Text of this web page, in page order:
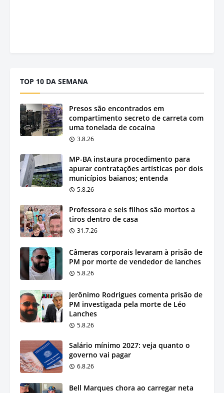
TOP 10 DA SEMANA
Presos são encontrados em
compartimento secreto de carreta com
uma tonelada de cocaína
3.8.26
MP-BA instaura procedimento para
apurar contratações artísticas por dois
municípios baianos; entenda
5.8.26
Professora e seis filhos são mortos a
tiros dentro de casa
31.7.26
Câmeras corporais levaram à prisão de
PM por morte de vendedor de lanches
5.8.26
Jerônimo Rodrigues comenta prisão de
PM investigada pela morte de Léo
Lanches
5.8.26
Salário mínimo 2027: veja quanto o
governo vai pagar
6.8.26
Bell Marques chora ao carregar neta